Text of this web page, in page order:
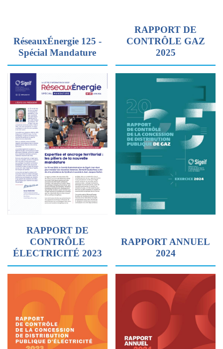
RéseauxÉnergie 125 -
Spécial Mandature
RAPPORT DE
CONTRÔLE GAZ
2025
RAPPORT DE
CONTRÔLE
ÉLECTRICITÉ 2023
RAPPORT ANNUEL
2024